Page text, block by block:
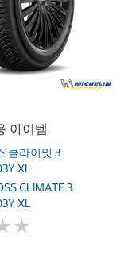
아이템
클라이밋 3
XL
CLIMATE 3
XL
★
★